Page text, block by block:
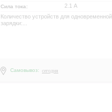
Сила тока:
2.1 А
Количество устройств для одновременной
зарядки:...
Самовывоз: сегодня